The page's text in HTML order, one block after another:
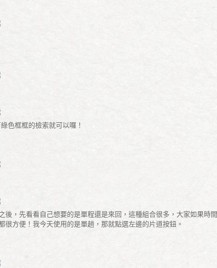
色框框的檢索就可以囉！
，先看看自己想要的是單程還是來回，這種組合很多，大家如果時
方便！我今天使用的是單趟，那就點選左邊的片道按鈕。